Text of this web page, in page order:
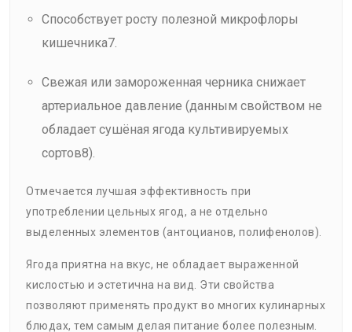
Способствует росту полезной микрофлоры
кишечника7.
Свежая или замороженная черника снижает
артериальное давление (данным свойством не
обладает сушёная ягода культивируемых
сортов8).
Отмечается лучшая эффективность при
употреблении цельных ягод, а не отдельно
выделенных элементов (антоцианов, полифенолов).
Ягода приятна на вкус, не обладает выраженной
кислостью и эстетична на вид. Эти свойства
позволяют применять продукт во многих кулинарных
блюдах, тем самым делая питание более полезным.